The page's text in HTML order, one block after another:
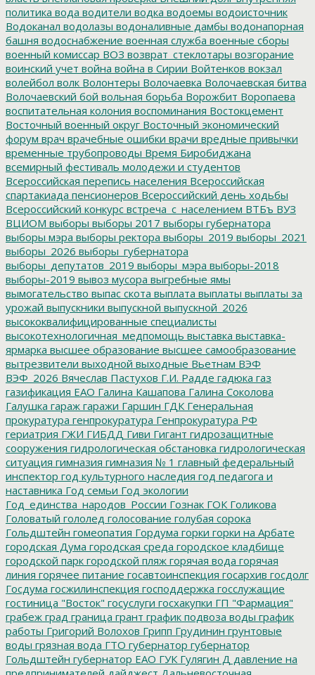
политика вода водители водка водоемы водоисточник
Водоканал водолазы водоналивные дамбы водонапорная
башня водоснабжение военная служба военные сборы
военный комиссар ВОЗ возврат_стеклотары возгорание
воинский учет война война в Сирии Войтенков вокзал
волейбол волк Волонтеры Волочаевка Волочаевская битва
Волочаевский бой вольная борьба Ворожбит Воропаева
воспитательная колония воспоминания Востокцемент
Восточный военный округ Восточный экономический
форум врач врачебные ошибки врачи вредные привычки
временные трубопроводы Время Биробиджана
всемирный фестиваль молодежи и студентов
Всероссийская перепись населения Всероссийская
спартакиада пенсионеров Всероссийский день ходьбы
Всероссийский конкурс встреча_с_населением ВТБъ ВУЗ
ВЦИОМ выборы выборы 2017 выборы губернатора
выборы мэра выборы ректора выборы_2019 выборы_2021
выборы_2026 выборы_губернатора
выборы_депутатов_2019 выборы_мэра выборы-2018
выборы-2019 вывоз мусора выгребные ямы
вымогательство выпас скота выплата выплаты выплаты за
урожай выпускники выпускной выпускной_2026
высококвалифицированные специалисты
высокотехнологичная_медпомощь выставка выставка-
ярмарка высшее образование высшее самообразование
вытрезвители выходной выходные Вьетнам ВЭФ
ВЭФ_2026 Вячеслав Пастухов Г.И. Радде гадюка газ
газификация ЕАО Галина Кашапова Галина Соколова
Галушка гараж гаражи Гаршин ГДКГенеральная
прокуратура генпрокуратура Генпрокуратура РФ
гериатрия ГЖИ ГИБДД Гиви Гигант гидрозащитные
сооружения гидрологическая обстановка гидрологическая
ситуация гимназия гимназия № 1 главный федеральный
инспектор год культурного наследия год педагога и
наставника Год семьи Год экологии
Год_единства_народов_России Гознак ГОКГоликова
Головатый гололед голосование голубая сорока
Гольдштейн гомеопатия Гордума горки горки на Арбате
городская Дума городская среда городское кладбище
городской парк городской пляж горячая вода горячая
линия горячее питание госавтоинспекция госархив госдолг
Госдума госжилинспекция господдержка госслужащие
гостиница "Восток" госуслуги госхакупки ГП "Фармация"
грабеж град граница грант график подвоза воды график
работы Григорий Волохов Грипп Грудинин грунтовые
воды грязная вода ГТО губернатор губернатор
Гольдштейн губернатор ЕАО ГУКГулягин Д давление на